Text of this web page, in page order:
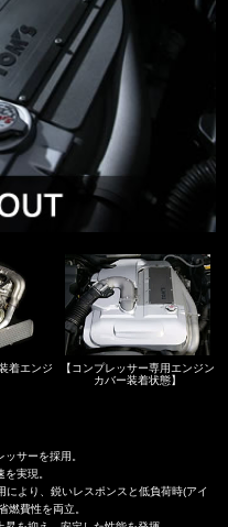
着エンジ
【コンプレッサー専用エンジン
カバー装着状態】
サーを採用。
実現。
より、鋭いレスポンスと低負荷時(アイ
燃費性を両立。